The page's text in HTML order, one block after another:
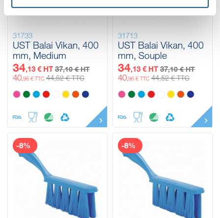
31733
UST Balai Vikan, 400
mm, Medium
34,13 € HT 37,10 € HT
40,96 € TTC 44,52 € TTC
31713
UST Balai Vikan, 400
mm, Souple
34,13 € HT 37,10 € HT
40,96 € TTC 44,52 € TTC
-8% -8%